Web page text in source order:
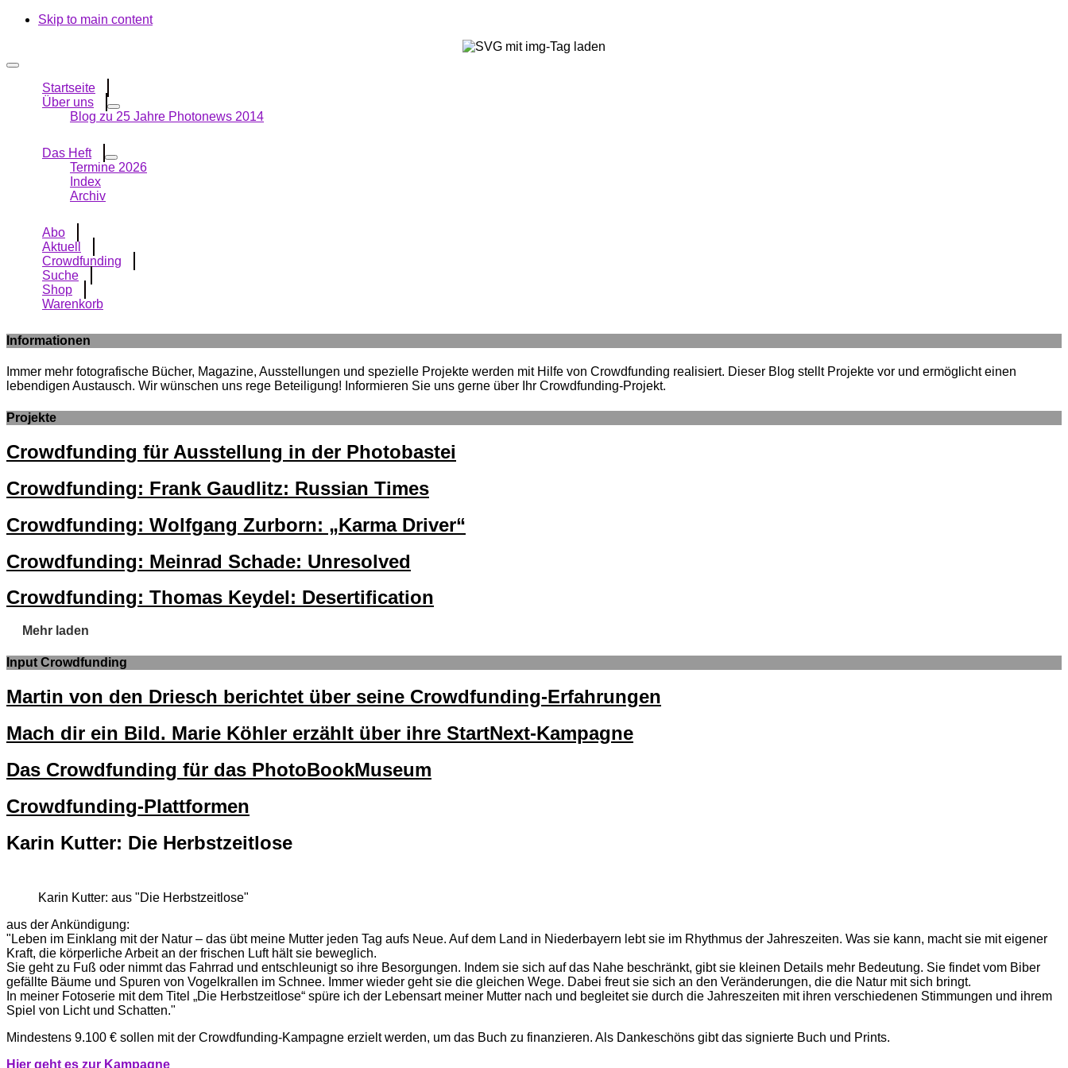
Skip to main content
Startseite
Über uns
Blog zu 25 Jahre Photonews 2014
Das Heft
Termine 2026
Index
Archiv
Abo
Aktuell
Crowdfunding
Suche
Shop
Warenkorb
Informationen
Immer mehr fotografische Bücher, Magazine, Ausstellungen und spezielle Projekte werden mit Hilfe von Crowdfunding realisiert. Dieser Blog stellt Projekte vor und ermöglicht einen
lebendigen Austausch. Wir wünschen uns rege Beteiligung! Informieren Sie uns gerne über Ihr Crowdfunding-Projekt.
Projekte
Crowdfunding für Ausstellung in der Photobastei
Crowdfunding: Frank Gaudlitz: Russian Times
Crowdfunding: Wolfgang Zurborn: „Karma Driver“
Crowdfunding: Meinrad Schade: Unresolved
Crowdfunding: Thomas Keydel: Desertification
Mehr laden
Input Crowdfunding
Martin von den Driesch berichtet über seine Crowdfunding-Erfahrungen
Mach dir ein Bild. Marie Köhler erzählt über ihre StartNext-Kampagne
Das Crowdfunding für das PhotoBookMuseum
Crowdfunding-Plattformen
Karin Kutter: Die Herbstzeitlose
Karin Kutter: aus "Die Herbstzeitlose"
aus der Ankündigung:
"Leben im Einklang mit der Natur – das übt meine Mutter jeden Tag aufs Neue. Auf dem Land in Niederbayern lebt sie im Rhythmus der Jahreszeiten. Was sie kann, macht sie mit eigener
Kraft, die körperliche Arbeit an der frischen Luft hält sie beweglich.
Sie geht zu Fuß oder nimmt das Fahrrad und entschleunigt so ihre Besorgungen. Indem sie sich auf das Nahe beschränkt, gibt sie kleinen Details mehr Bedeutung. Sie findet vom Biber
gefällte Bäume und Spuren von Vogelkrallen im Schnee. Immer wieder geht sie die gleichen Wege. Dabei freut sie sich an den Veränderungen, die die Natur mit sich bringt.
In meiner Fotoserie mit dem Titel „Die Herbstzeitlose“ spüre ich der Lebensart meiner Mutter nach und begleitet sie durch die Jahreszeiten mit ihren verschiedenen Stimmungen und ihrem
Spiel von Licht und Schatten."
Mindestens 9.100 € sollen mit der Crowdfunding-Kampagne erzielt werden, um das Buch zu finanzieren. Als Dankeschöns gibt das signierte Buch und Prints.
Hier geht es zur Kampagne